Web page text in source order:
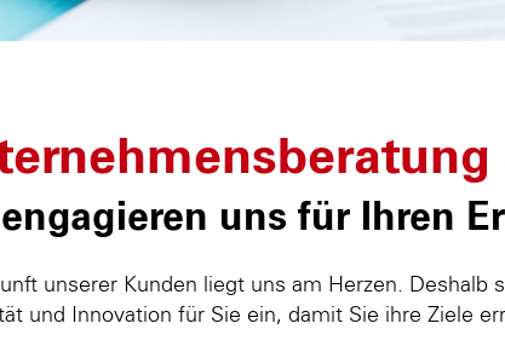
uns für Ihren
unserer Kunden liegt uns am Herzen. Deshalb
und Innovation für Sie ein, damit Sie ihre Ziele